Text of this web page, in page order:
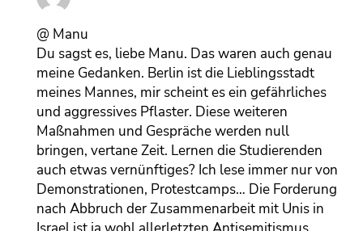
@ Manu
Du sagst es, liebe Manu. Das waren auch genau
meine Gedanken. Berlin ist die Lieblingsstadt
meines Mannes, mir scheint es ein gefährliches
und aggressives Pflaster. Diese weiteren
Maßnahmen und Gespräche werden null
bringen, vertane Zeit. Lernen die Studierenden
auch etwas vernünftiges? Ich lese immer nur von
Demonstrationen, Protestcamps… Die Forderung
nach Abbruch der Zusammenarbeit mit Unis in